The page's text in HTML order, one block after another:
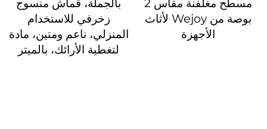
مسطح مغلفنة مقاس 2
بوصة من Wejoy لأثاث
الأجهزة
بالجملة، قماش منسوج
زخرفي للاستخدام
المنزلي، ناعم ومتين، مادة
لتغطية الأرائك، بالميتر